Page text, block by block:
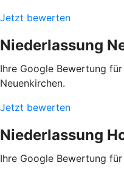
Jetzt bewerten
Niederlassung
Ihre Google Bewertung
Neuenkirchen.
Jetzt bewerten
Niederlassung
Ihre Google Bewertung